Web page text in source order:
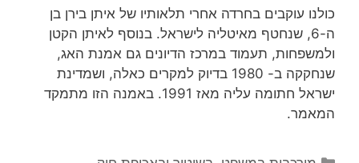
כולנו עוקבים בחרדה אחרי תלאותיו של איתן בירן בן
ה-6, שנחטף מאיטליה לישראל. בנוסף לאיתן הקטן
ולמשפחות, תעמוד במרכז הדיונים גם אמנת האג,
שנחקקה ב- 1980 בדיוק למקרים כאלה, ושמדינת
ישראל חתומה עליה מאז 1991. באמנה הזו מתמקד
המאמר.